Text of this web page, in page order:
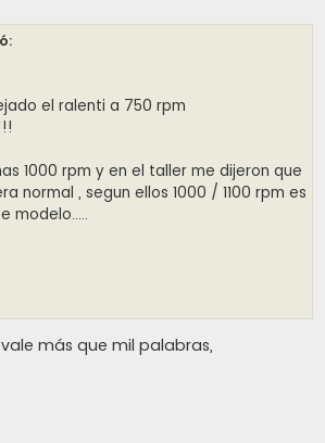
el ralenti a 750 rpm
1000 rpm y en el taller me dijeron que
normal , segun ellos 1000 / 1100 rpm es
modelo.....
más que mil palabras,